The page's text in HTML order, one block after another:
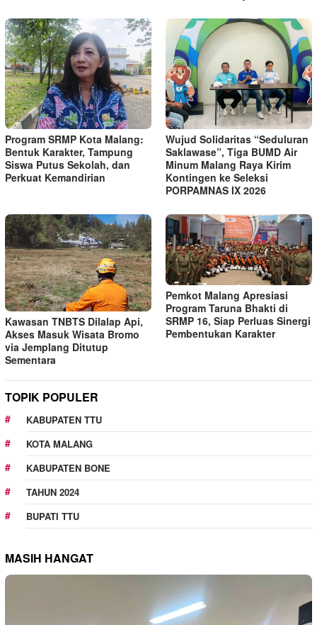
Program SRMP Kota Malang:
Bentuk Karakter, Tampung
Siswa Putus Sekolah, dan
Perkuat Kemandirian
Wujud Solidaritas “Seduluran
Saklawase”, Tiga BUMD Air
Minum Malang Raya Kirim
Kontingen ke Seleksi
PORPAMNAS IX 2026
Kawasan TNBTS Dilalap Api,
Akses Masuk Wisata Bromo
via Jemplang Ditutup
Sementara
Pemkot Malang Apresiasi
Program Taruna Bhakti di
SRMP 16, Siap Perluas Sinergi
Pembentukan Karakter
TOPIK POPULER
KABUPATEN TTU
KOTA MALANG
KABUPATEN BONE
TAHUN 2024
BUPATI TTU
MASIH HANGAT